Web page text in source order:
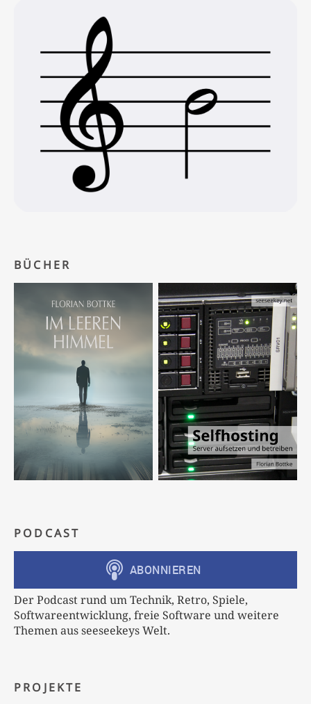
BÜCHER
PODCAST
Der Podcast rund um Technik, Retro, Spiele,
Softwareentwicklung, freie Software und weitere
Themen aus seeseekeys Welt.
PROJEKTE